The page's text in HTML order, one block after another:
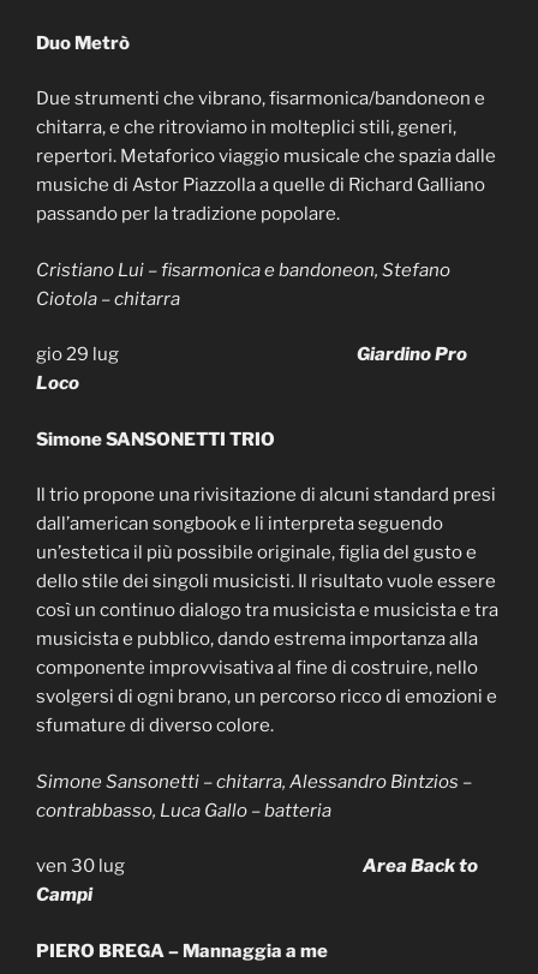
Duo Metrò
Due strumenti che vibrano, fisarmonica/bandoneon e
chitarra, e che ritroviamo in molteplici stili, generi,
repertori. Metaforico viaggio musicale che spazia dalle
musiche di Astor Piazzolla a quelle di Richard Galliano
passando per la tradizione popolare.
Cristiano Lui – fisarmonica e bandoneon, Stefano
Ciotola – chitarra
gio 29 lug Giardino Pro
Loco
Simone SANSONETTI TRIO
Il trio propone una rivisitazione di alcuni standard presi
dall’american songbook e li interpreta seguendo
un’estetica il più possibile originale, figlia del gusto e
dello stile dei singoli musicisti. Il risultato vuole essere
così un continuo dialogo tra musicista e musicista e tra
musicista e pubblico, dando estrema importanza alla
componente improvvisativa al fine di costruire, nello
svolgersi di ogni brano, un percorso ricco di emozioni e
sfumature di diverso colore.
Simone Sansonetti – chitarra, Alessandro Bintzios –
contrabbasso, Luca Gallo – batteria
ven 30 lug Area Back to
Campi
PIERO BREGA – Mannaggia a me